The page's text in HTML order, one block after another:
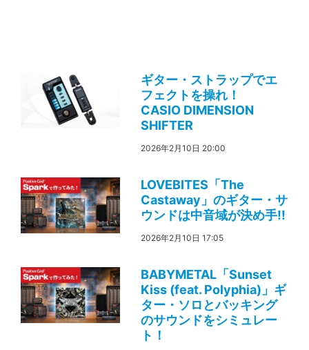
ギター・ストラップでエ
フェクトを操れ！
CASIO DIMENSION
SHIFTER
2026年2月10日 20:00
LOVEBITES「The
Castaway」のギター・サ
ウンドは中音域が決め手!!
2026年2月10日 17:05
BABYMETAL「Sunset
Kiss (feat. Polyphia)」ギ
ター・ソロとバッキング
のサウンドをシミュレー
ト！